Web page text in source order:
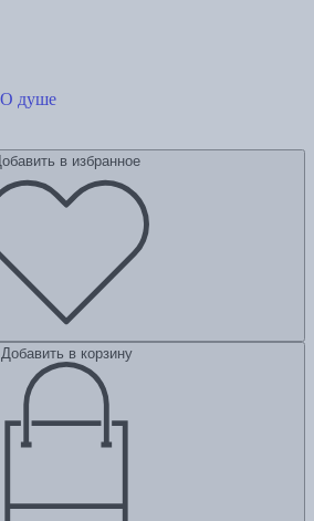
О душе
в избранное
Добавить в корзину